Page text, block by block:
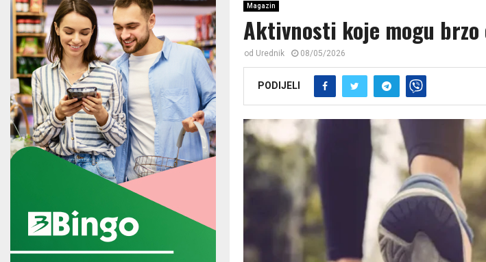
Magazin
Aktivnosti koje mogu
od Urednik 08/05/2026
PODIJELI